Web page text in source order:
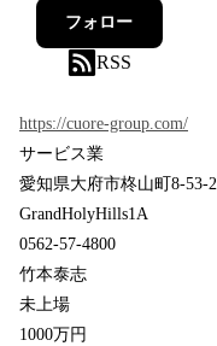
フォロー
RSS
https://cuore-group.com/
サービス業
愛知県大府市柊山町8-53-2
GrandHolyHills1A
0562-57-4800
竹本泰志
未上場
1000万円